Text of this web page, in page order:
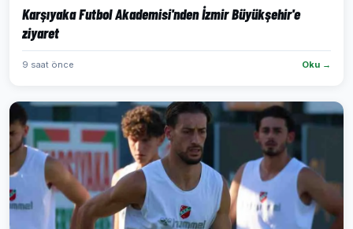
Karşıyaka Futbol Akademisi'nden İzmir Büyükşehir'e
ziyaret
9 saat önce Oku →